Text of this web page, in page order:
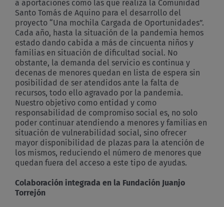
a aportaciones como las que realiza la Comunidad
Santo Tomás de Aquino para el desarrollo del
proyecto “Una mochila Cargada de Oportunidades”.
Cada año, hasta la situación de la pandemia hemos
estado dando cabida a más de cincuenta niños y
familias en situación de dificultad social. No
obstante, la demanda del servicio es continua y
decenas de menores quedan en lista de espera sin
posibilidad de ser atendidos ante la falta de
recursos, todo ello agravado por la pandemia.
Nuestro objetivo como entidad y como
responsabilidad de compromiso social es, no solo
poder continuar atendiendo a menores y familias en
situación de vulnerabilidad social, sino ofrecer
mayor disponibilidad de plazas para la atención de
los mismos, reduciendo el número de menores que
quedan fuera del acceso a este tipo de ayudas.
Colaboración integrada en la Fundación Juanjo
Torrejón